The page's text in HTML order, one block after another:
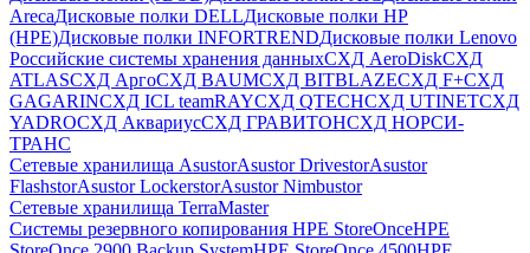
ArecaДисковые полки DELLДисковые полки HP
(HPE)Дисковые полки INFORTRENDДисковые полки Lenovo
Российские системы хранения данныхСХД AeroDiskСХД
ATLASСХД AргоСХД BAUMСХД BITBLAZEСХД F+СХД
GAGARINСХД ICL teamRAYСХД QTECHСХД UTINETСХД
YADROСХД АквариусСХД ГРАВИТОНСХД НОРСИ-
ТРАНС
Сетевые хранилища AsustorAsustor DrivestorAsustor
FlashstorAsustor LockerstorAsustor Nimbustor
Сетевые хранилища TerraMaster
Системы резервного копирования HPE StoreOnceHPE